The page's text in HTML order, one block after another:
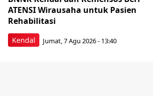
Kendal
ATENSI Wirausaha untuk Pasien
Rehabilitasi
Jumat, 7 Agu 2026 - 13:40